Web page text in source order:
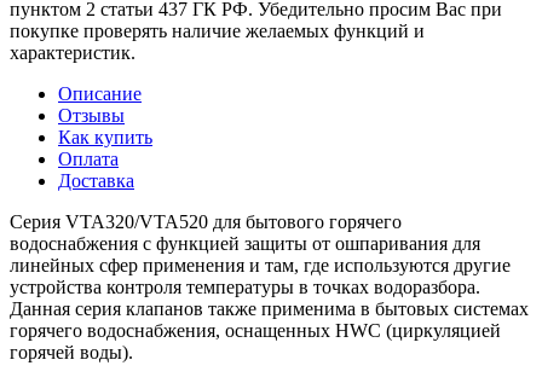
пунктом 2 статьи 437 ГК РФ. Убедительно просим Вас при
покупке проверять наличие желаемых функций и
характеристик.
Описание
Отзывы
Как купить
Оплата
Доставка
Серия VTA320/VTA520 для бытового горячего
водоснабжения с функцией защиты от ошпаривания для
линейных сфер применения и там, где используются другие
устройства контроля температуры в точках водоразбора.
Данная серия клапанов также применима в бытовых системах
горячего водоснабжения, оснащенных HWC (циркуляцией
горячей воды).